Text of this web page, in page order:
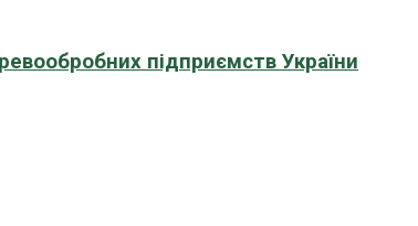
підприємств України